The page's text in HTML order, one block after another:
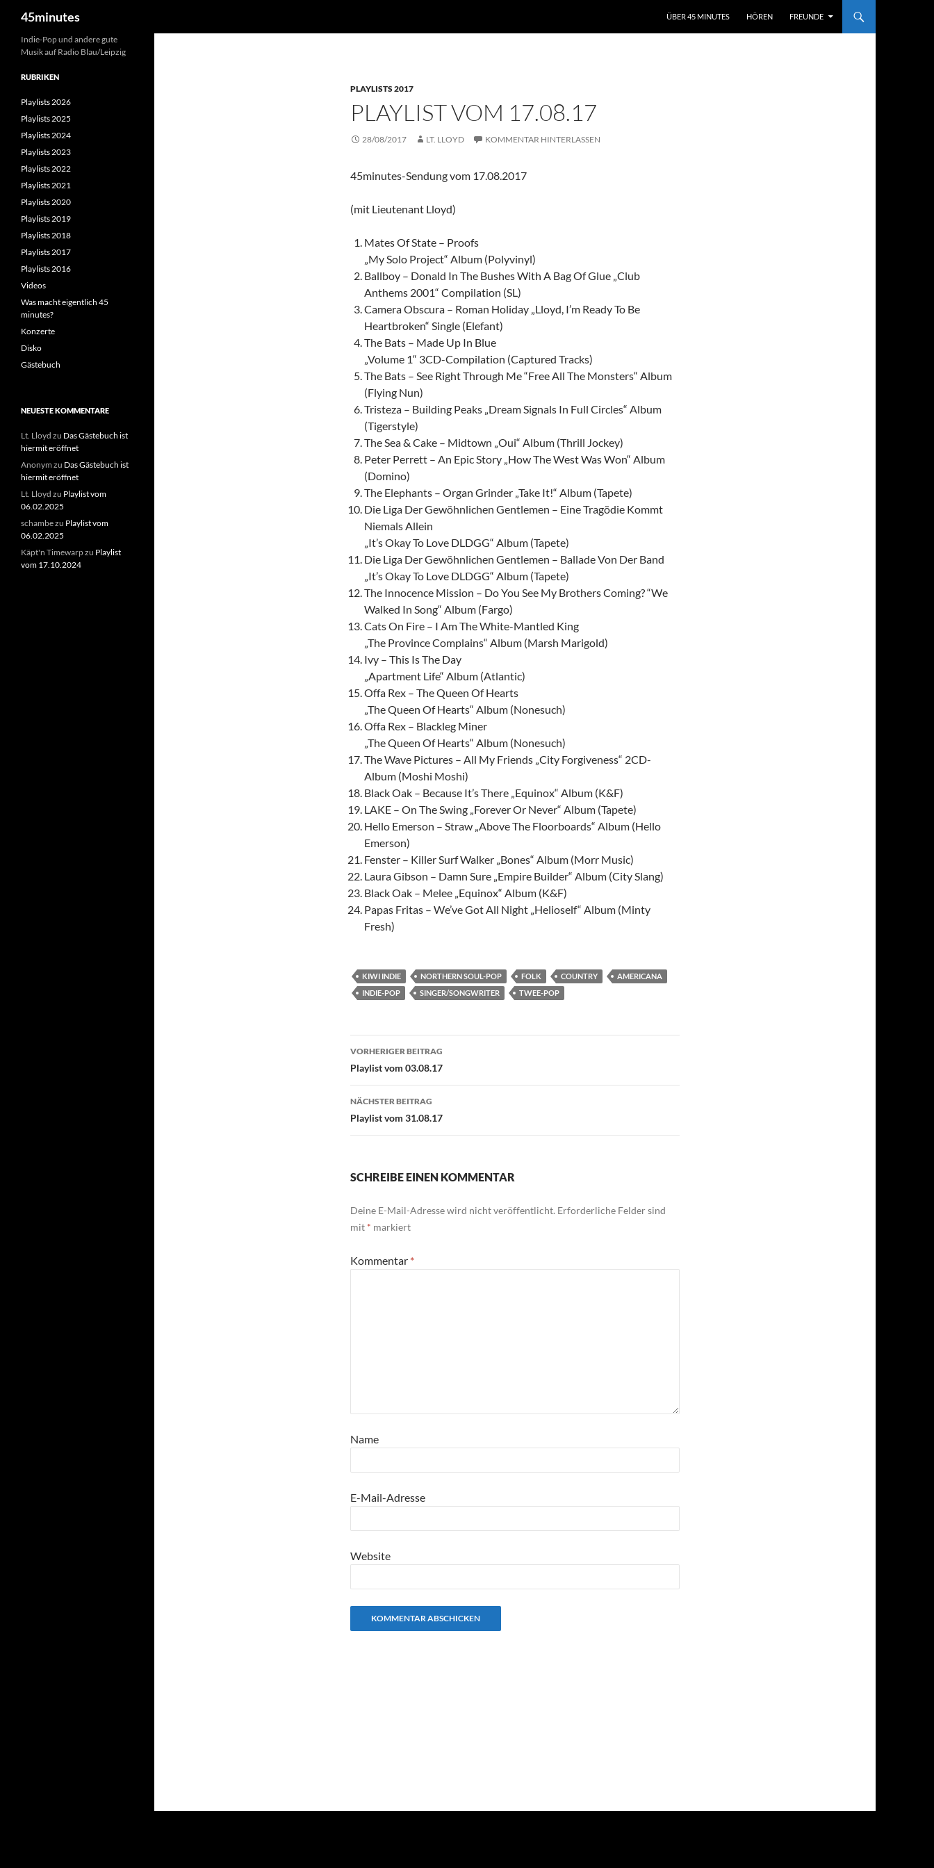
Inhalt
springen
45minutes ÜBER 45 MINUTES HÖREN FREUNDE
PLAYLISTS 2017
PLAYLIST VOM 17.08.17
28/08/2017 LT. LLOYD KOMMENTAR HINTERLASSEN
45minutes-Sendung vom 17.08.2017
(mit Lieutenant Lloyd)
Mates Of State – Proofs
„My Solo Project“ Album (Polyvinyl)
Ballboy – Donald In The Bushes With A Bag Of Glue „Club
Anthems 2001“ Compilation (SL)
Camera Obscura – Roman Holiday „Lloyd, I’m Ready To Be
Heartbroken“ Single (Elefant)
The Bats – Made Up In Blue
„Volume 1“ 3CD-Compilation (Captured Tracks)
The Bats – See Right Through Me “Free All The Monsters“ Album
(Flying Nun)
Tristeza – Building Peaks „Dream Signals In Full Circles“ Album
(Tigerstyle)
The Sea & Cake – Midtown „Oui“ Album (Thrill Jockey)
Peter Perrett – An Epic Story „How The West Was Won“ Album
(Domino)
The Elephants – Organ Grinder „Take It!“ Album (Tapete)
Die Liga Der Gewöhnlichen Gentlemen – Eine Tragödie Kommt
Niemals Allein
„It’s Okay To Love DLDGG“ Album (Tapete)
Die Liga Der Gewöhnlichen Gentlemen – Ballade Von Der Band
„It’s Okay To Love DLDGG“ Album (Tapete)
The Innocence Mission – Do You See My Brothers Coming? “We
Walked In Song“ Album (Fargo)
Cats On Fire – I Am The White-Mantled King
„The Province Complains“ Album (Marsh Marigold)
Ivy – This Is The Day
„Apartment Life“ Album (Atlantic)
Offa Rex – The Queen Of Hearts
„The Queen Of Hearts“ Album (Nonesuch)
Offa Rex – Blackleg Miner
„The Queen Of Hearts“ Album (Nonesuch)
The Wave Pictures – All My Friends „City Forgiveness“ 2CD-
Album (Moshi Moshi)
Black Oak – Because It’s There „Equinox“ Album (K&F)
LAKE – On The Swing „Forever Or Never“ Album (Tapete)
Hello Emerson – Straw „Above The Floorboards“ Album (Hello
Emerson)
Fenster – Killer Surf Walker „Bones“ Album (Morr Music)
Laura Gibson – Damn Sure „Empire Builder“ Album (City Slang)
Black Oak – Melee „Equinox“ Album (K&F)
Papas Fritas – We’ve Got All Night „Helioself“ Album (Minty
Fresh)
KIWI INDIE NORTHERN SOUL-POP FOLK COUNTRY
AMERICANA
INDIE-POP
SINGER/SONGWRITER TWEE-POP
Beitragsnavigation
VORHERIGER BEITRAG
Playlist vom 03.08.17
NÄCHSTER BEITRAG
Playlist vom 31.08.17
SCHREIBE EINEN KOMMENTAR
Deine E-Mail-Adresse wird nicht veröffentlicht. Erforderliche Felder sind
mit * markiert
Kommentar *
Name
E-Mail-Adresse
Website
Indie-Pop und andere gute
Musik auf Radio Blau/Leipzig
RUBRIKEN
Playlists 2026
Playlists 2025
Playlists 2024
Playlists 2023
Playlists 2022
Playlists 2021
Playlists 2020
Playlists 2019
Playlists 2018
Playlists 2017
Playlists 2016
Videos
Was macht eigentlich 45
minutes?
Konzerte
Disko
Gästebuch
NEUESTE KOMMENTARE
Lt. Lloyd zu Das Gästebuch ist
hiermit eröffnet
Anonym zu Das Gästebuch ist
hiermit eröffnet
Lt. Lloyd zu Playlist vom
06.02.2025
schambezu Playlist vom
06.02.2025
Käpt'n Timewarpzu Playlist
vom 17.10.2024